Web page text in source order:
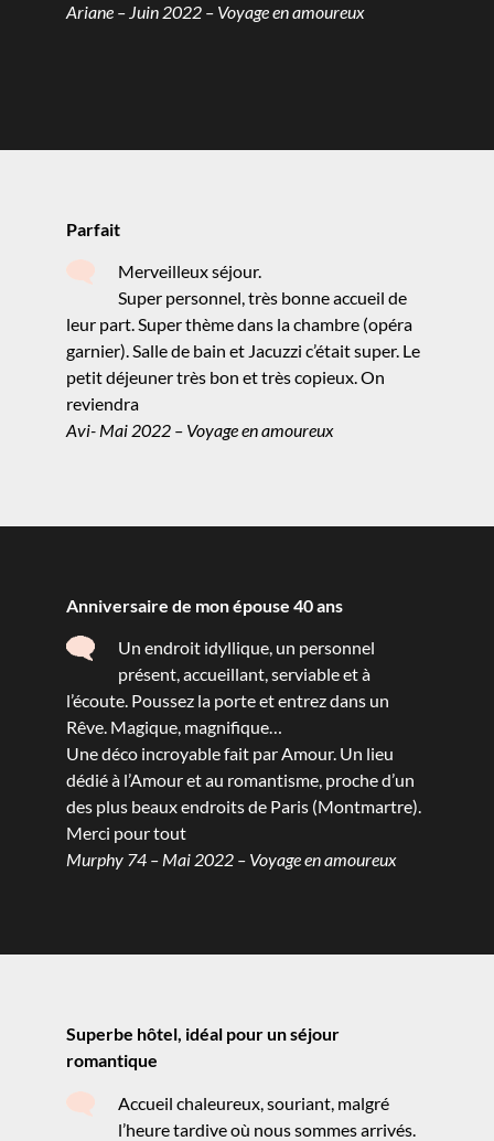
Ariane – Juin 2022 – Voyage en amoureux
Parfait
Merveilleux séjour.
Super personnel, très bonne accueil de
leur part. Super thème dans la chambre (opéra
garnier). Salle de bain et Jacuzzi c’était super. Le
petit déjeuner très bon et très copieux. On
reviendra
Avi- Mai 2022 – Voyage en amoureux
Anniversaire de mon épouse 40 ans
Un endroit idyllique, un personnel
présent, accueillant, serviable et à
l’écoute. Poussez la porte et entrez dans un
Rêve. Magique, magnifique…
Une déco incroyable fait par Amour. Un lieu
dédié à l’Amour et au romantisme, proche d’un
des plus beaux endroits de Paris (Montmartre).
Merci pour tout
Murphy 74 – Mai 2022 – Voyage en amoureux
Superbe hôtel, idéal pour un séjour
romantique
Accueil chaleureux, souriant, malgré
l’heure tardive où nous sommes arrivés.